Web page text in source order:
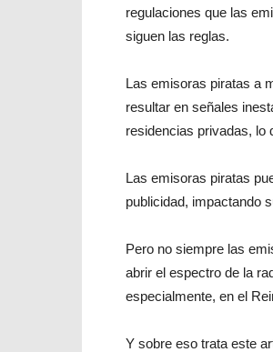
regulaciones que las
siguen las reglas.
Las emisoras piratas a
resultar en señales
residencias privadas, lo
Las emisoras piratas
publicidad, impactando
Pero no siempre las
abrir el espectro de la
especialmente, en el
Y sobre eso trata este